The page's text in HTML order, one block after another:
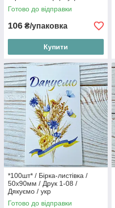
Готово до відправки
106 ₴/упаковка
Купити
*100шт* / Бірка-листівка /
50х90мм / Друк 1-08 /
Дякуємо / укр
Готово до відправки